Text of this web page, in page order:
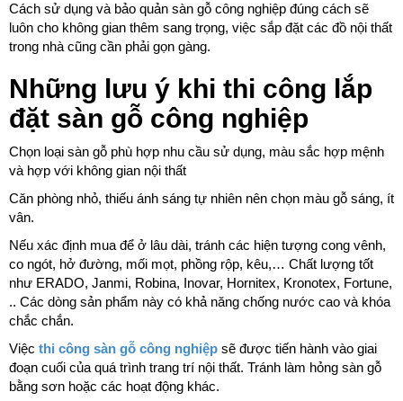
Cách sử dụng và bảo quản sàn gỗ công nghiệp đúng cách sẽ
luôn cho không gian thêm sang trọng, việc sắp đặt các đồ nội thất
trong nhà cũng cần phải gọn gàng.
Những lưu ý khi thi công lắp
đặt sàn gỗ công nghiệp
Chọn loại sàn gỗ phù hợp nhu cầu sử dụng, màu sắc hợp mệnh
và hợp với không gian nội thất
Căn phòng nhỏ, thiếu ánh sáng tự nhiên nên chọn màu gỗ sáng, ít
vân.
Nếu xác định mua để ở lâu dài, tránh các hiện tượng cong vênh,
co ngót, hở đường, mối mọt, phồng rộp, kêu,… Chất lượng tốt
như ERADO, Janmi, Robina, Inovar, Hornitex, Kronotex, Fortune,
.. Các dòng sản phẩm này có khả năng chống nước cao và khóa
chắc chắn.
Việc thi công sàn gỗ công nghiệp sẽ được tiến hành vào giai
đoạn cuối của quá trình trang trí nội thất. Tránh làm hỏng sàn gỗ
bằng sơn hoặc các hoạt động khác.